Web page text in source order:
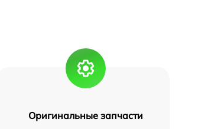
Оригинальные запчасти